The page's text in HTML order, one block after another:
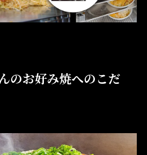
のお好み焼へのこだ